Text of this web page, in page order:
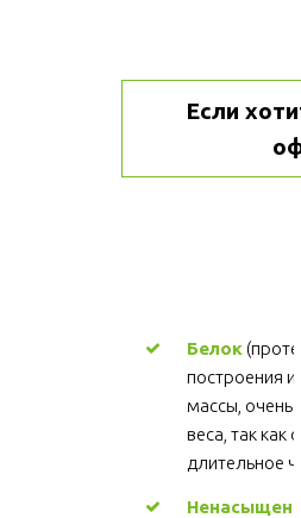
Если
Белок
построения
массы, очень
веса, так как
длительное